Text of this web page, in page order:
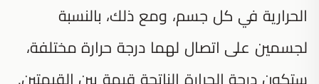
الحرارية في كل جسم، ومع ذلك، بالنسبة
لجسمين على اتصال لهما درجة حرارة مختلفة،